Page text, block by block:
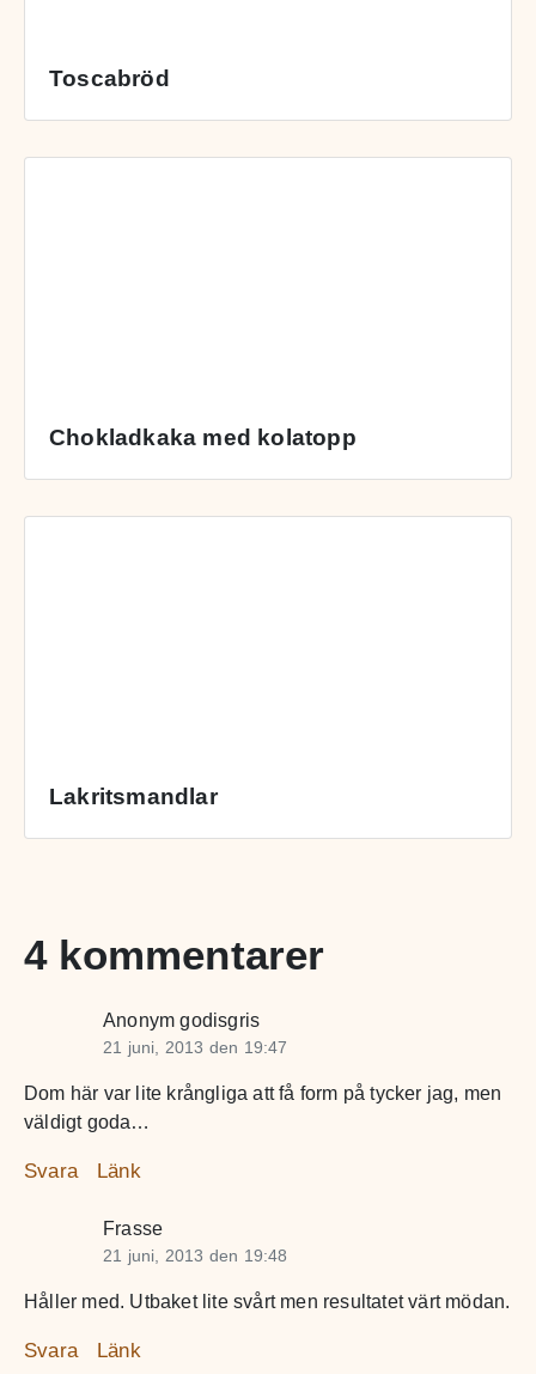
Toscabröd
Chokladkaka med kolatopp
Lakritsmandlar
4 kommentarer
Anonym godisgris
21 juni, 2013 den 19:47
Dom här var lite krångliga att få form på tycker jag, men
väldigt goda…
Svara Länk
Frasse
21 juni, 2013 den 19:48
Håller med. Utbaket lite svårt men resultatet värt mödan.
Svara Länk